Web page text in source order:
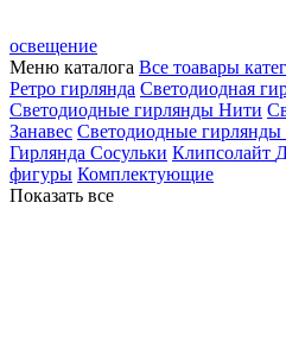
освещение
Меню каталога Все тоавары
Ретро гирлянда Светодиодная
Светодиодные гирлянды Нити
Занавес Светодиодные гирлянды
Гирлянда Сосульки Клипсолайт
фигуры Комплектующие
Показать все